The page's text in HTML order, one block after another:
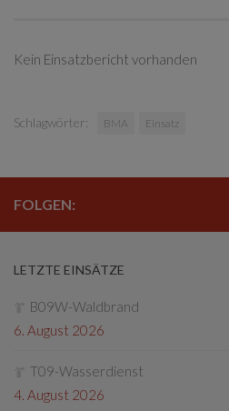
Kein Einsatzbericht vorhanden
Schlagwörter: BMA Einsatz
FOLGEN:
LETZTE EINSÄTZE
B09W-Waldbrand
6. August 2026
T09-Wasserdienst
4. August 2026